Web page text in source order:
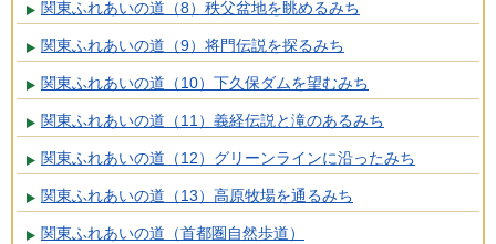
関東ふれあいの道（8）秩父盆地を眺めるみち
関東ふれあいの道（9）将門伝説を探るみち
関東ふれあいの道（10）下久保ダムを望むみち
関東ふれあいの道（11）義経伝説と滝のあるみち
関東ふれあいの道（12）グリーンラインに沿ったみち
関東ふれあいの道（13）高原牧場を通るみち
関東ふれあいの道（首都圏自然歩道）